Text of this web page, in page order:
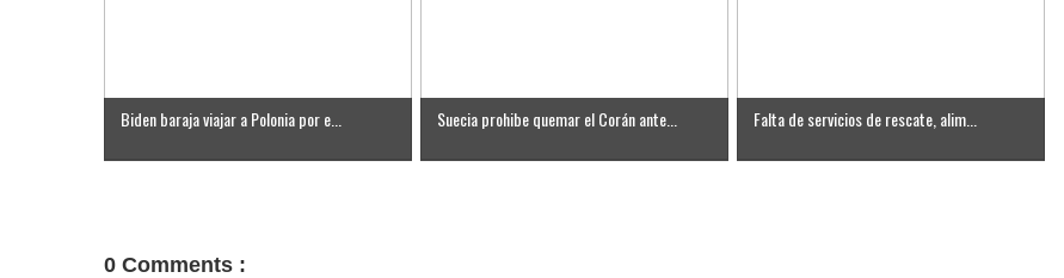
Biden baraja viajar a Polonia por e... Suecia prohibe quemar el Corán ante... Falta de servicios de rescate, alim...
0 Comments :